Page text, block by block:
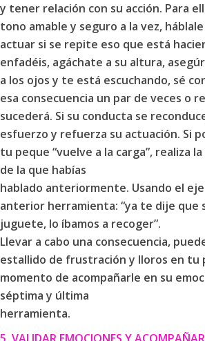
y tener relación con su acción. Para
tono amable y seguro a la vez,
actuar si se repite eso que está
enfadéis, agáchate a su altura,
a los ojos y te está escuchando, sé
esa consecuencia un par de veces o
sucederá. Si su conducta se
esfuerzo y refuerza su actuación. Si
tu peque “vuelve a la carga”, realiza
de la que habías
hablado anteriormente. Usando el
anterior herramienta: “ya te dije que
juguete, lo íbamos a recoger”.
Llevar a cabo una consecuencia,
estallido de frustración y lloros en tu
momento de acompañarle en su
séptima y última
herramienta.